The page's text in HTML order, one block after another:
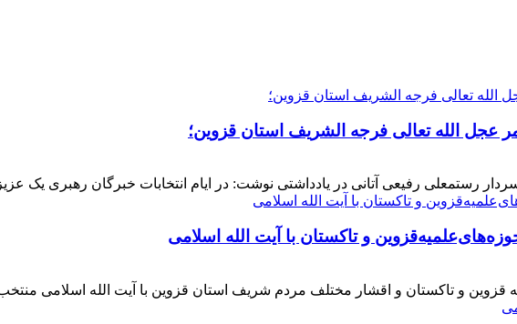
عجل الله تعالی فرجه الشریف استان قزوین؛
رستمعلی رفیعی آتانی در یادداشتی نوشت: در ایام انتخابات خبرگان رهبری یک
و تاکستان با آیت الله اسلامی
قزوین و تاکستان و اقشار مختلف مردم شریف استان قزوین با آیت الله اسلامی